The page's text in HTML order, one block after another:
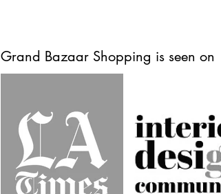
Grand Bazaar Shopping is seen on